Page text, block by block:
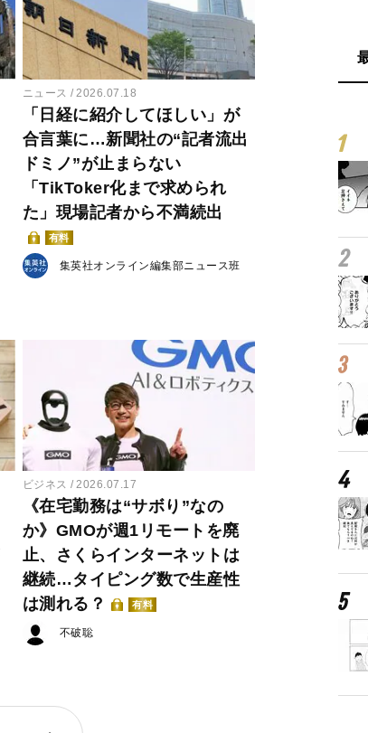
ニュース 2026.07.18
「日経に紹介してほしい」が
合言葉に…新聞社の“記者流出
ドミノ”が止まらない
「TikToker化まで求められ
た」現場記者から不満続出
有料
集英社オンライン編集部ニュース班
ビジネス 2026.07.17
《在宅勤務は“サボり”なの
か》GMOが週1リモートを廃
止、さくらインターネットは
継続…タイピング数で生産性
は測れる？
有料
不破聡